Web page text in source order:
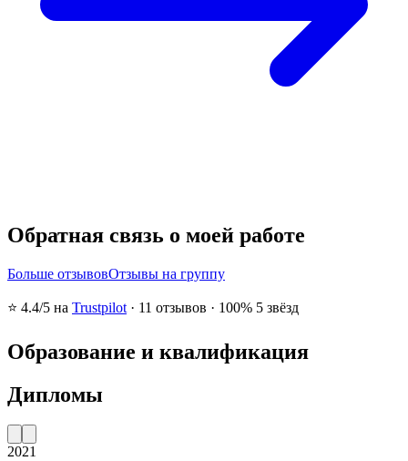
Обратная связь о моей работе
Больше отзывовОтзывы на группу
⭐ 4.4/5 на Trustpilot · 11 отзывов · 100% 5 звёзд
Образование и квалификация
Дипломы
2021